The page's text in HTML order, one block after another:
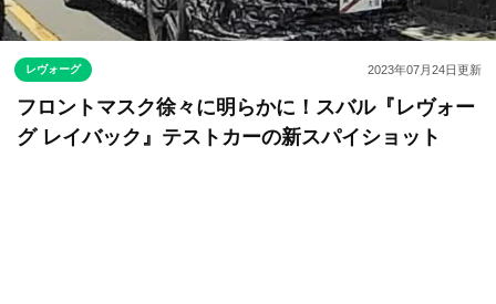
レヴォーグ 2023年07月24日更新
フロントマスク徐々に明らかに！スバル『レヴォー
グ レイバック』テストカーの新スパイショット